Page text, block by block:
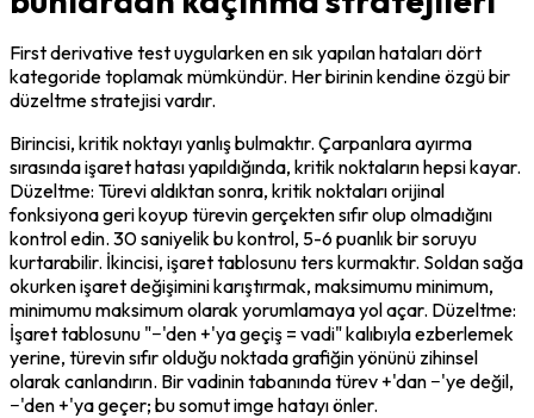
First derivative test uygularken en sık yapılan hataları dört
kategoride toplamak mümkündür. Her birinin kendine özgü bir
düzeltme stratejisi vardır.
Birincisi, kritik noktayı yanlış bulmaktır. Çarpanlara ayırma
sırasında işaret hatası yapıldığında, kritik noktaların hepsi kayar.
Düzeltme: Türevi aldıktan sonra, kritik noktaları orijinal
fonksiyona geri koyup türevin gerçekten sıfır olup olmadığını
kontrol edin. 30 saniyelik bu kontrol, 5-6 puanlık bir soruyu
kurtarabilir. İkincisi, işaret tablosunu ters kurmaktır. Soldan sağa
okurken işaret değişimini karıştırmak, maksimumu minimum,
minimumu maksimum olarak yorumlamaya yol açar. Düzeltme:
İşaret tablosunu "−'den +'ya geçiş = vadi" kalıbıyla ezberlemek
yerine, türevin sıfır olduğu noktada grafiğin yönünü zihinsel
olarak canlandırın. Bir vadinin tabanında türev +'dan −'ye değil,
−'den +'ya geçer; bu somut imge hatayı önler.